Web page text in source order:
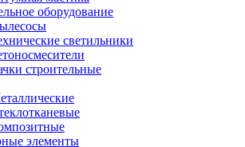
оборудование
светильники
строительные
элементы